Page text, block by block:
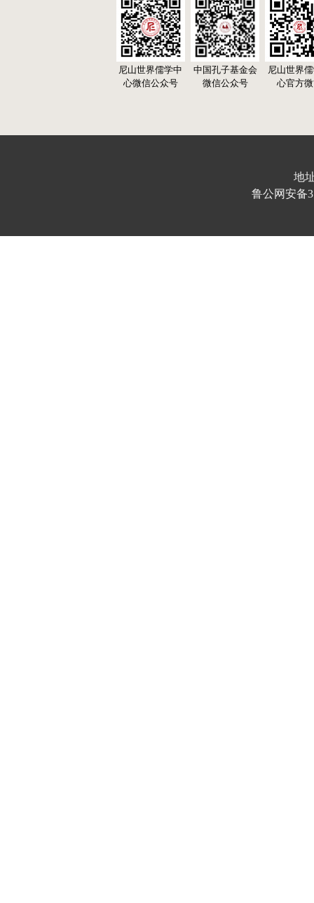
尼山世界儒学中
心微信公众号
中国孔子基金会
微信公众号
尼山世界
心官方
地
鲁公网安备